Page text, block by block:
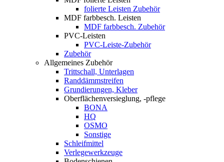
folierte Leisten Zubehör
MDF farbbesch. Leisten
MDF farbbesch. Zubehör
PVC-Leisten
PVC-Leiste-Zubehör
Zubehör
Allgemeines Zubehör
Trittschall, Unterlagen
Randdämmstreifen
Grundierungen, Kleber
Oberflächenversieglung, -pflege
BONA
HQ
OSMO
Sonstige
Schleifmittel
Verlegewerkzeuge